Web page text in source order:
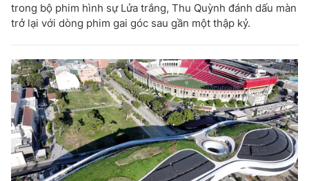
trong bộ phim hình sự Lửa trắng, Thu Quỳnh đánh dấu màn
trở lại với dòng phim gai góc sau gần một thập kỷ.